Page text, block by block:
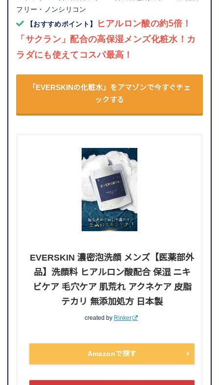
フリー・ノンシリコン
【おすすめポイント】
ヒアルロン酸の約5倍！
「サクラン」配合の高保湿メンズ化粧水！カ
ラダにも使えてコスパ最高！
「EVERSKINの化粧水」をアマゾンで今すぐチェ
ックする
EVERSKIN 濃密泡洗顔 メンズ【医薬部外
品】洗顔料 ヒアルロン酸配合 保湿 ニキ
ビケア 毛穴ケア 肌荒れ アクネケア 皮脂
テカリ 無添加処方 日本製
created by Rinker
Amazonで探す